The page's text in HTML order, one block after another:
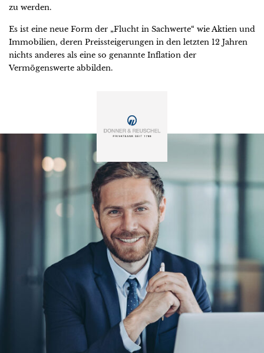
zu werden.
Es ist eine neue Form der „Flucht in Sachwerte“ wie Aktien und
Immobilien, deren Preissteigerungen in den letzten 12 Jahren
nichts anderes als eine so genannte Inflation der
Vermögenswerte abbilden.